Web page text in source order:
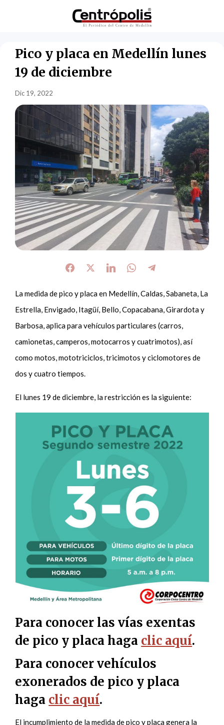
Pico y placa en Medellín lunes
19 de diciembre
Dic 19, 2022
La medida de pico y placa en Medellín, Caldas, Sabaneta, La
Estrella, Envigado, Itagüí, Bello, Copacabana, Girardota y
Barbosa, aplica para vehículos particulares (carros,
camionetas, camperos, motocarros y cuatrimotos), así
como motos, mototriciclos, tricimotos y ciclomotores de
dos y cuatro tiempos.
El lunes 19 de diciembre, la restricción es la siguiente:
Para conocer las vías exentas
de pico y placa haga clic aquí.
Para conocer vehículos
exonerados de pico y placa
haga clic aquí.
El incumplimiento de la medida de pico y placa genera la